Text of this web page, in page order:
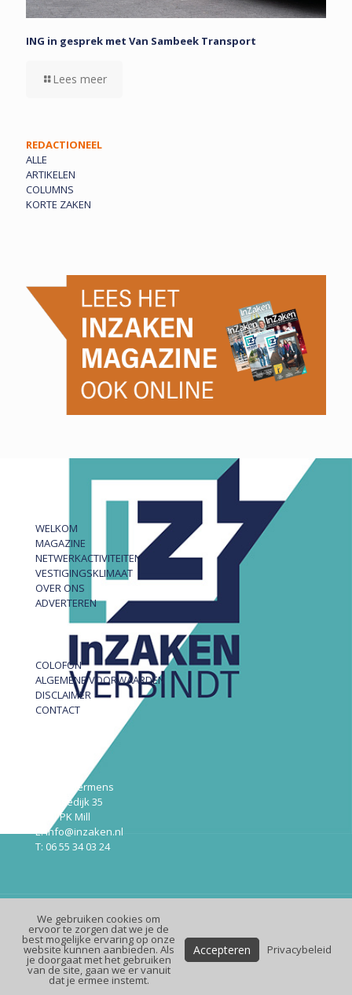
ING in gesprek met Van Sambeek Transport
Lees meer
REDACTIONEEL
ALLE
ARTIKELEN
COLUMNS
KORTE ZAKEN
WELKOM
MAGAZINE
NETWERKACTIVITEITEN
VESTIGINGSKLIMAAT
OVER ONS
ADVERTEREN
COLOFON
ALGEMENE VOORWAARDEN
DISCLAIMER
CONTACT
Robert Hermens
Udensedijk 35
5451 PK Mill
E: info@inzaken.nl
T: 06 55 34 03 24
© InZaken.nl
Design:Maek| Website: Premium Online
We gebruiken cookies om
ervoor te zorgen dat we je de
best mogelijke ervaring op onze
website kunnen aanbieden. Als
je doorgaat met het gebruiken
van de site, gaan we er vanuit
dat je ermee instemt.
Accepteren Privacybeleid